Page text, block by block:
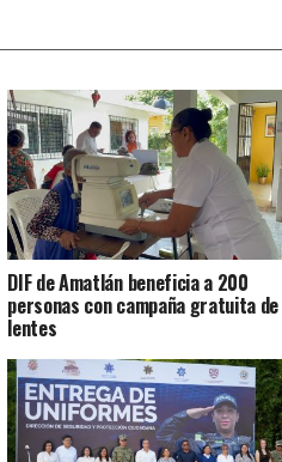
DIF de Amatlán beneficia a 200
personas con campaña gratuita de
lentes